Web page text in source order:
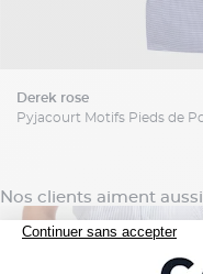
derek rose
Nos clients aiment aussi